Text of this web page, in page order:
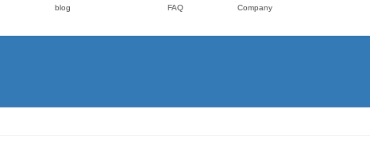
blog FAQ Company